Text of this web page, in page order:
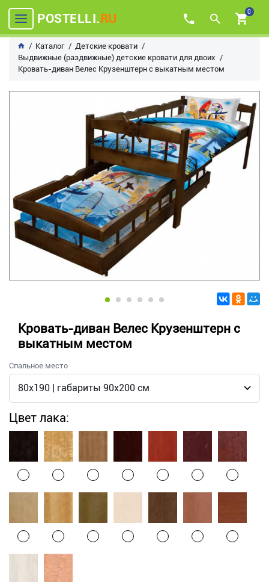
POSTELLI.RU 0
Каталог
Детские кровати
Выдвижные (раздвижные) детские кровати для двоих
Кровать-диван Велес Крузенштерн с выкатным местом
Кровать-диван Велес Крузенштерн с
выкатным местом
Спальное место
Цвет лака: